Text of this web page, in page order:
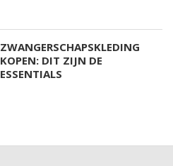
ZWANGERSCHAPSKLEDING
KOPEN: DIT ZIJN DE
ESSENTIALS